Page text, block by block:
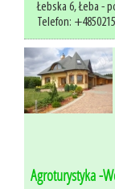
Łebska 6, Łeba -
Telefon:
Agroturystyka -